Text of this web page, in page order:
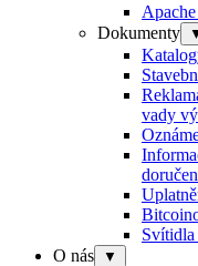
Dokumenty
vady
O nás
▼